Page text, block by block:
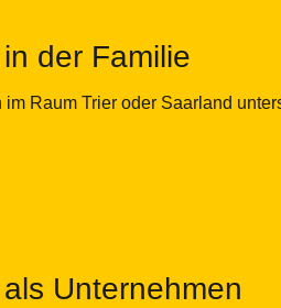
der Familie
Raum Trier oder Saarland
Unternehmen